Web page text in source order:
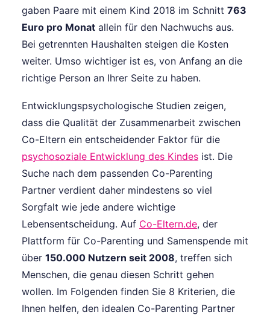
gaben Paare mit einem Kind 2018 im Schnitt 763
Euro pro Monat allein für den Nachwuchs aus.
Bei getrennten Haushalten steigen die Kosten
weiter. Umso wichtiger ist es, von Anfang an die
richtige Person an Ihrer Seite zu haben.
Entwicklungspsychologische Studien zeigen,
dass die Qualität der Zusammenarbeit zwischen
Co-Eltern ein entscheidender Faktor für die
psychosoziale Entwicklung des Kindes ist. Die
Suche nach dem passenden Co-Parenting
Partner verdient daher mindestens so viel
Sorgfalt wie jede andere wichtige
Lebensentscheidung. Auf Co-Eltern.de, der
Plattform für Co-Parenting und Samenspende mit
über 150.000 Nutzern seit 2008, treffen sich
Menschen, die genau diesen Schritt gehen
wollen. Im Folgenden finden Sie 8 Kriterien, die
Ihnen helfen, den idealen Co-Parenting Partner